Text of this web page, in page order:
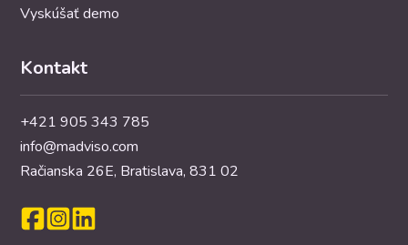
Vyskúšať demo
Kontakt
+421 905 343 785
info@madviso.com
Račianska 26E, Bratislava, 831 02